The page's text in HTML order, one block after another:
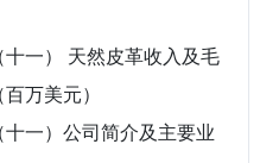
一） 天然皮革收入及毛
万美元）
一）公司简介及主要业